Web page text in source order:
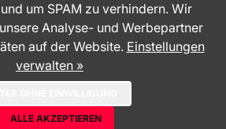
GmbH - © 2026
um SPAM zu verhindern. Wir
Analyse- und Werbepartner
auf der Website. Einstellungen
verwalten »
ALLE AKZEPTIEREN